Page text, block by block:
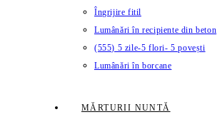
Îngrijire fitil
Lumânări în recipiente din beton
(555) 5 zile-5 flori- 5 povești
Lumânări în borcane
MĂRTURII NUNTĂ